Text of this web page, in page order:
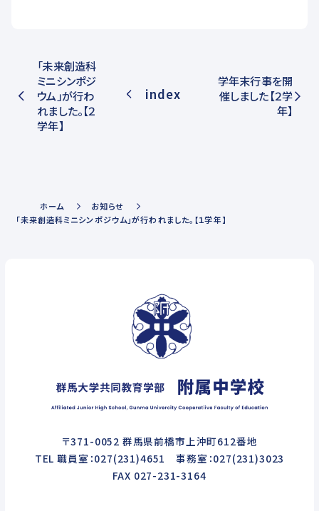
「未来創造科
ミニシンポジ
ウム」が行わ
れました。【２
学年】
index
学年末行事を開
催しました【２学
年】
ホーム
お知らせ
「未来創造科ミニシンポジウム」が行われました。【１学年】
〒371-0052 群馬県前橋市上沖町612番地
TEL 職員室：027(231)4651 事務室：027(231)3023
FAX 027-231-3164